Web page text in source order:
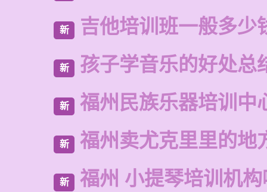
新 吉他培训班一般多少
新 孩子学音乐的好处总
新 福州民族乐器培训中
新 福州卖尤克里里的地
新 福州 小提琴培训机